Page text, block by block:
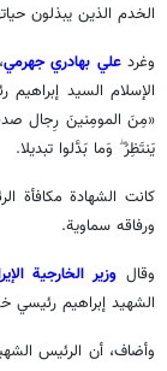
الخدم الذين يبذلون
وغردعلي بهادري جهرمي
الإسلام السيد
«مِنَ المومِنینَ رِجال
یَنتَظِرُ ۖ وَما بَدَّلوا تبدیلا.
كانت الشهادة مكافأة
ورفاقه سماوية.
وقال وزير الخارجية
الشهيد إبراهيم رئيسي
وأضاف، أن الرئيس